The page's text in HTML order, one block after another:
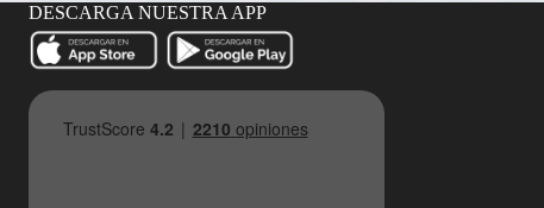
DESCARGA NUESTRA APP